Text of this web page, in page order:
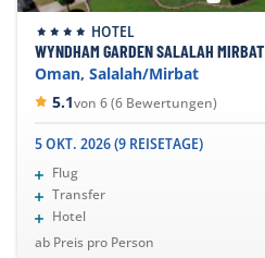
HOTEL
WYNDHAM GARDEN SALALAH MIRBAT
Oman, Salalah/Mirbat
5.1von 6 (6 Bewertungen)
5 OKT. 2026 (9 REISETAGE)
Flug
Transfer
Hotel
ab Preis pro Person